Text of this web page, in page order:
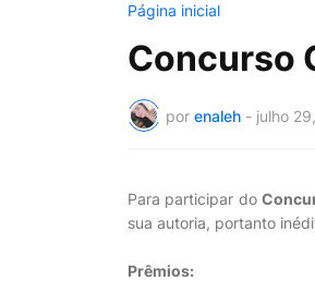
Página inicial
Concurso
por enaleh - julho
Para participar do
sua autoria, portanto
Prêmios: